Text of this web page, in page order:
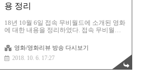
용 정리
18년 10월 6일 접속 무비월드에 소개된 영화
에 대한 내용을 정리하였다. 접속 무비월드
앤트맨과 와스프 VS 슬로우 비디오, 살아남
은 아이, 어드리프트:우리가 함께한 바다 이
다. 소개된 영화중에 10월 개봉영화는 배반
의 장미(10. 18)이다. 영화 선택시에 참고하
영화/영화리뷰 방송 다시보기
2018. 10. 6. 17:27